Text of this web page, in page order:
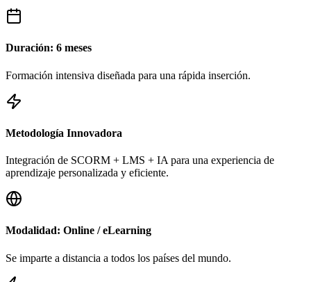
Duración: 6 meses
Formación intensiva diseñada para una rápida inserción.
Metodología Innovadora
Integración de SCORM + LMS + IA para una experiencia de
aprendizaje personalizada y eficiente.
Modalidad: Online / eLearning
Se imparte a distancia a todos los países del mundo.